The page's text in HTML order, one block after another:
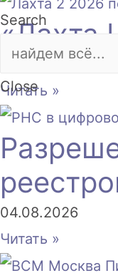
Search
Close
«Лахта
05.08.2026
Читать »
04.08.2026
Читать »